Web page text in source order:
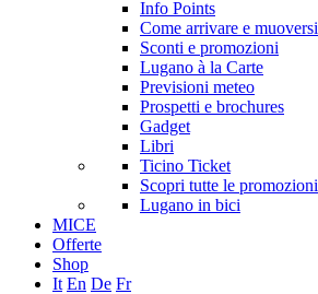
Info Points
Come arrivare e muoversi
Sconti e promozioni
Lugano à la Carte
Previsioni meteo
Prospetti e brochures
Gadget
Libri
Ticino Ticket
Scopri tutte le promozioni
Lugano in bici
MICE
Offerte
Shop
It En De Fr